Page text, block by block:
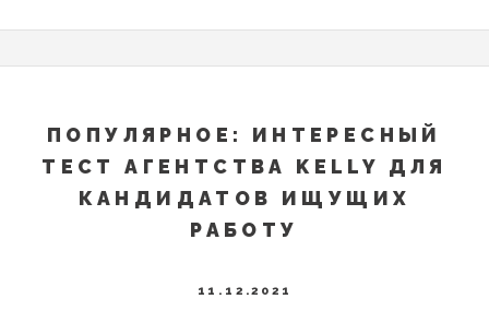
ПОПУЛЯРНОЕ: ИНТЕРЕСНЫЙ
ТЕСТ АГЕНТСТВА KELLY ДЛЯ
КАНДИДАТОВ ИЩУЩИХ
РАБОТУ
11.12.2021